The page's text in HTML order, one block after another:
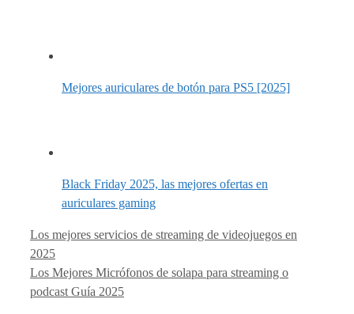
Mejores auriculares de botón para PS5 [2025]
Black Friday 2025, las mejores ofertas en
auriculares gaming
Los mejores servicios de streaming de videojuegos en
2025
Los Mejores Micrófonos de solapa para streaming o
podcast Guía 2025